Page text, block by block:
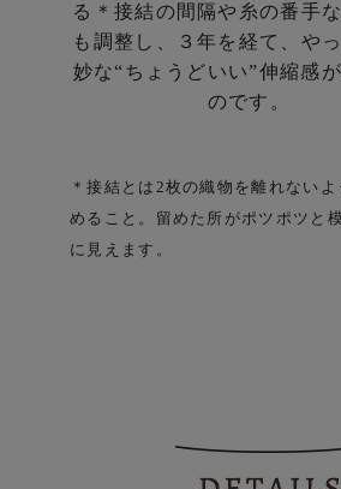
る ＊接結の間隔や糸の番手
も調整し、
３年を経て、や
妙な“ちょうどいい”伸縮感
のです。
＊接結とは2枚の織物を離れないよ
めること。 留めた所がポツポツと
に見えます。